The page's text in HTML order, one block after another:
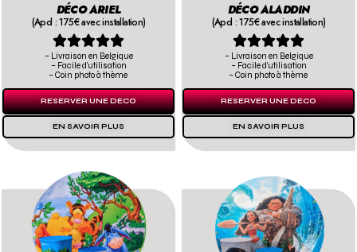
DÉCO ARIEL
(Apd : 175€ avec installation)

– Livraison en Belgique
– Facile d’utilisation
– Coin photo à thème
RESERVER UNE DECO
EN SAVOIR PLUS
DÉCO ALADDIN
(Apd : 175€ avec installation)

– Livraison en Belgique
– Facile d’utilisation
– Coin photo à thème
RESERVER UNE DECO
EN SAVOIR PLUS